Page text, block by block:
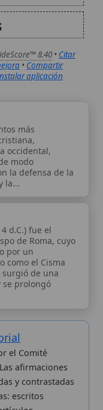
fue el
Roma, cuyo
el Cisma
de una
actas
oficiales de
doctrinal,
la red formativa
Animae. Con
tu web